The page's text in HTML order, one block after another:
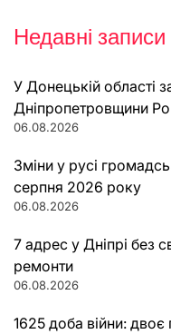
Недавні записи
У Донецькій області
Дніпропетровщини
06.08.2026
Зміни у русі
серпня 2026 року
06.08.2026
7 адрес у Дніпрі без
ремонти
06.08.2026
1625 доба війни: